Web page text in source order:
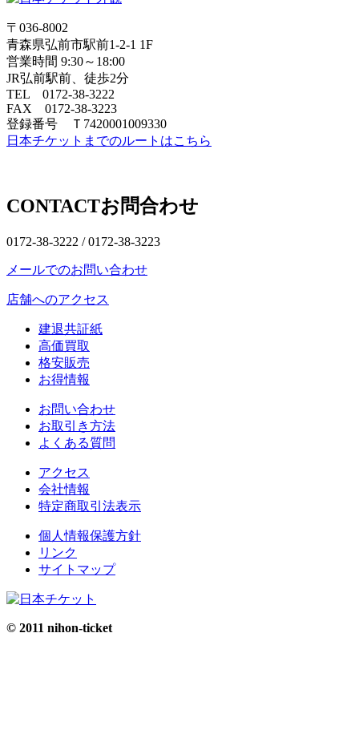
〒036-8002
青森県弘前市駅前1-2-1 1F
営業時間 9:30～18:00
JR弘前駅前、徒歩2分
TEL 0172-38-3222
FAX 0172-38-3223
登録番号 Ｔ7420001009330
日本チケットまでのルートはこちら
CONTACTお問合わせ
0172-38-3222 /0172-38-3223
メールでのお問い合わせ
店舗へのアクセス
建退共証紙
高価買取
格安販売
お得情報
お問い合わせ
お取引き方法
よくある質問
アクセス
会社情報
特定商取引法表示
個人情報保護方針
リンク
サイトマップ
© 2011 nihon-ticket